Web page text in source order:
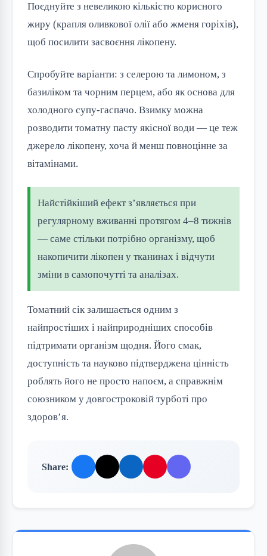
Поєднуйте з невеликою кількістю корисного
жиру (крапля оливкової олії або жменя горіхів),
щоб посилити засвоєння лікопену.
Спробуйте варіанти: з селерою та лимоном, з
базиліком та чорним перцем, або як основа для
холодного супу-гаспачо. Взимку можна
розводити томатну пасту якісної води — це теж
джерело лікопену, хоча й менш повноцінне за
вітамінами.
Найстійкіший ефект з’являється при
регулярному вживанні протягом 4–8 тижнів
— саме стільки потрібно організму, щоб
накопичити лікопен у тканинах і відчути
зміни в самопочутті та аналізах.
Томатний сік залишається одним з
найпростіших і найприродніших способів
підтримати організм щодня. Його смак,
доступність та науково підтверджена цінність
роблять його не просто напоєм, а справжнім
союзником у довгостроковій турботі про
здоров’я.
Share: